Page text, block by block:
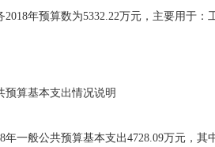
2018年预算数为5332.22万元，主要用于：
预算基本支出情况说明
年一般公共预算基本支出4728.09万元，其